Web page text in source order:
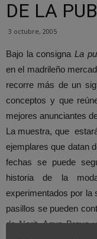
DE LA
3 octubre, 2005
Bajo la consignaLa
en el madrileño
recorre más de un
conceptos y que
mejores anunciantes
La muestra, que
ejemplares que datan
fechas se puede
historia de la
experimentados por la
pasillos se pueden
de Norit, Agua Brava